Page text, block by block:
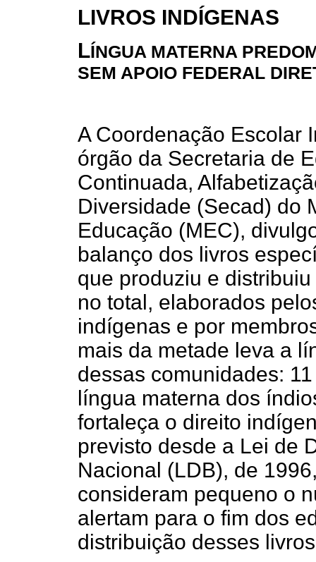
LIVROS INDÍGENAS
LÍNGUA MATERNA
SEM APOIO FEDERAL
A Coordenação Escolar
órgão da Secretaria de
Continuada,
Diversidade (Secad) do
Educação (MEC),
balanço dos livros
que produziu e
no total, elaborados
indígenas e por
mais da metade leva a
dessas comunidades:
língua materna dos
fortaleça o direito
previsto desde a Lei de
Nacional (LDB), de
consideram pequeno o
alertam para o fim dos
distribuição desses